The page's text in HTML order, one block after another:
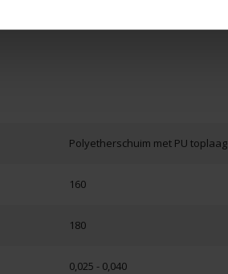
Polyetherschuim met PU toplaag
160
180
0,025 - 0,040